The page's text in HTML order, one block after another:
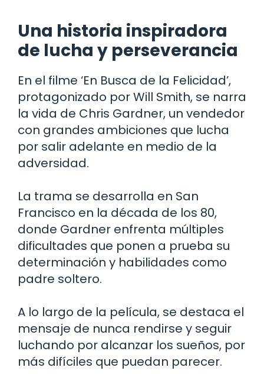
Una historia inspiradora
de lucha y perseverancia
En el filme ‘En Busca de la Felicidad’,
protagonizado por Will Smith, se narra
la vida de Chris Gardner, un vendedor
con grandes ambiciones que lucha
por salir adelante en medio de la
adversidad.
La trama se desarrolla en San
Francisco en la década de los 80,
donde Gardner enfrenta múltiples
dificultades que ponen a prueba su
determinación y habilidades como
padre soltero.
A lo largo de la película, se destaca el
mensaje de nunca rendirse y seguir
luchando por alcanzar los sueños, por
más difíciles que puedan parecer.